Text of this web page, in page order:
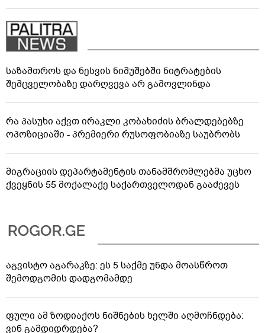
საზამთროს და ნესვის ნიმუშებში ნიტრატების
შემცველობაზე დარღვევა არ გამოვლინდა
რა პასუხი აქვთ ირაკლი კობახიძის ბრალდებებზე
ოპოზიციაში - პრემიერი რუსოფობიაზე საუბრობს
მიგრაციის დეპარტამენტის თანამშრომლებმა უცხო
ქვეყნის 55 მოქალაქე საქართველოდან გააძევეს
აგვისტო აგარაკზე: ეს 5 საქმე უნდა მოასწროთ
შემოდგომის დადგომამდე
ფული ამ ზოდიაქოს ნიშნების ხელში აღმოჩნდება:
ვინ გამდიდრდება?